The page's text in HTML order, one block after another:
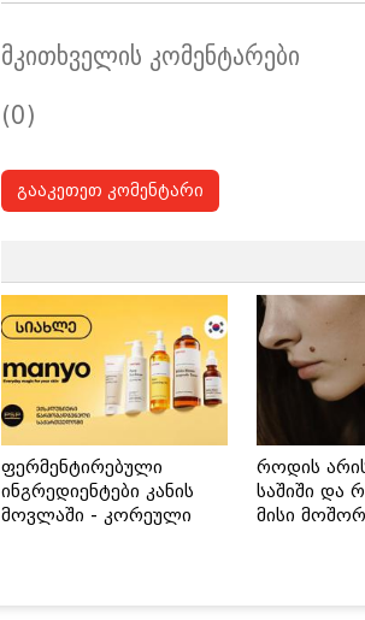
მკითხველის კომენტარები
(0)
გააკეთეთ კომენტარი
ფერმენტირებული
ინგრედიენტები კანის
მოვლაში - კორეული
როდის
საშიში და
მისი